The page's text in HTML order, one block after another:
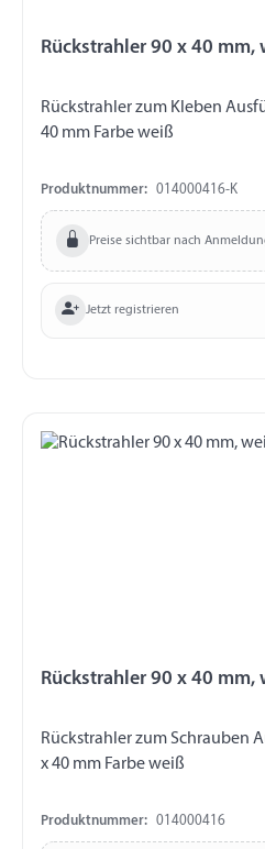
Rückstrahler 90 x 40 mm,
Rückstrahler zum Kleben
40 mm Farbe weiß
Produktnummer: 014000416-K
Preise sichtbar nach
Jetzt registrieren
Rückstrahler 90 x 40 mm,
Rückstrahler zum Schrauben
x 40 mm Farbe weiß
Produktnummer: 014000416